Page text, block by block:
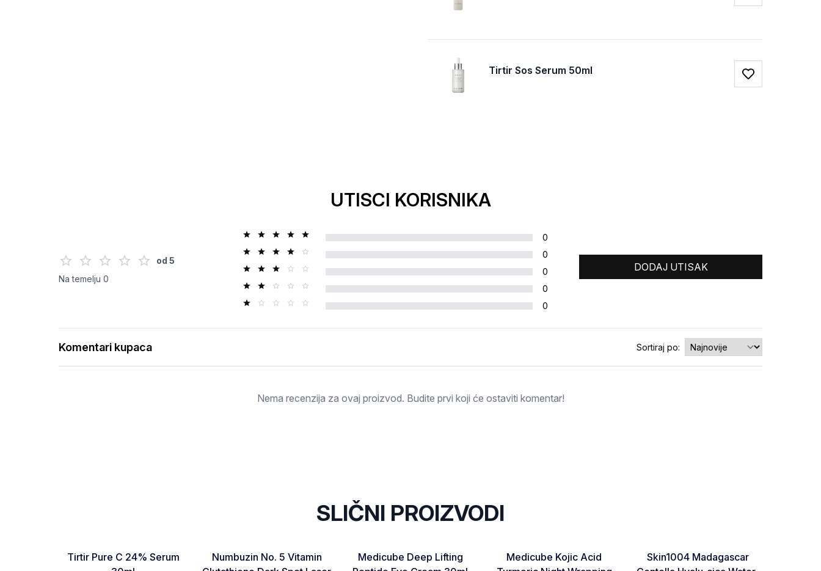
Tirtir Sos Serum 50ml Favorite
UTISCI KORISNIKA
od 5
Na temelju 0
0
0
0
0
0
DODAJ UTISAK
Ocjena
Otkaži pregled Pošaljite pregled
Komentari kupaca Sortiraj po:
Nema recenzija za ovaj proizvod. Budite prvi koji će ostaviti komentar!
SLIČNI PROIZVODI
Favorite
Tirtir Pure C 24% Serum
Favorite
Numbuzin No. 5 Vitamin
Favorite
Medicube Deep Lifting
Medicube Kojic Acid
Favorite
Skin1004 Madagascar